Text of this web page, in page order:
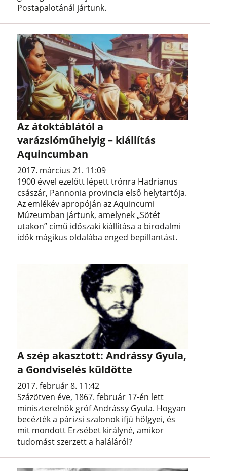
Postapalotánál jártunk.
Az átoktáblától a
varázslóműhelyig – kiállítás
Aquincumban
2017. március 21. 11:09
1900 évvel ezelőtt lépett trónra Hadrianus
császár, Pannonia provincia első helytartója.
Az emlékév apropóján az Aquincumi
Múzeumban jártunk, amelynek „Sötét
utakon” című időszaki kiállítása a birodalmi
idők mágikus oldalába enged bepillantást.
A szép akasztott: Andrássy Gyula,
a Gondviselés küldötte
2017. február 8. 11:42
Százötven éve, 1867. február 17-én lett
miniszterelnök gróf Andrássy Gyula. Hogyan
becézték a párizsi szalonok ifjú hölgyei, és
mit mondott Erzsébet királyné, amikor
tudomást szerzett a haláláról?